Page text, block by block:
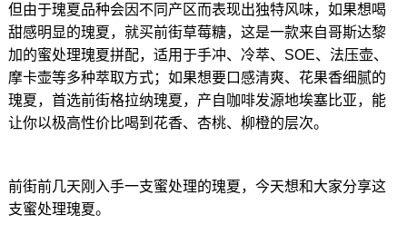
但由于瑰夏品种会因不同产区而表现出独特风味，如果想喝
甜感明显的瑰夏，就买前街草莓糖，这是一款来自哥斯达黎
加的蜜处理瑰夏拼配，适用于手冲、冷萃、SOE、法压壶、
摩卡壶等多种萃取方式；如果想要口感清爽、花果香细腻的
瑰夏，首选前街格拉纳瑰夏，产自咖啡发源地埃塞比亚，能
让你以极高性价比喝到花香、杏桃、柳橙的层次。
前街前几天刚入手一支蜜处理的瑰夏，今天想和大家分享这
支蜜处理瑰夏。